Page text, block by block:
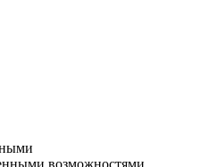
возможностями